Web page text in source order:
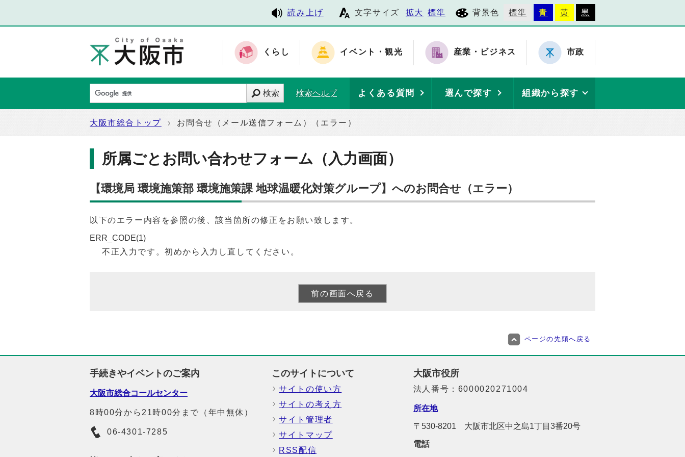
読み上げ 文字サイズ 拡大 標準 背景色 標準 青 黄 黒
くらし イベント・観光 産業・ビジネス 市政
検索 検索ヘルプ よくある質問 選んで探す 組織から探す
大阪市総合トップ お問合せ（メール送信フォーム）（エラー）
所属ごとお問い合わせフォーム（入力画面）
【環境局 環境施策部 環境施策課 地球温暖化対策グループ】へのお問合せ（エラー）
以下のエラー内容を参照の後、該当箇所の修正をお願い致します。
ERR_CODE(1)
不正入力です。初めから入力し直してください。
ページの先頭へ戻る
手続きやイベントのご案内
大阪市総合コールセンター
8時00分から21時00分まで（年中無休）
06-4301-7285
このサイトについて
サイトの使い方
サイトの考え方
サイト管理者
サイトマップ
RSS配信
大阪市役所
法人番号：6000020271004
所在地
〒530-8201 大阪市北区中之島1丁目3番20号
電話